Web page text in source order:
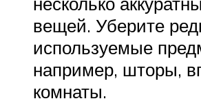
вещей. Уберите
используемые
например, шторы,
комнаты.